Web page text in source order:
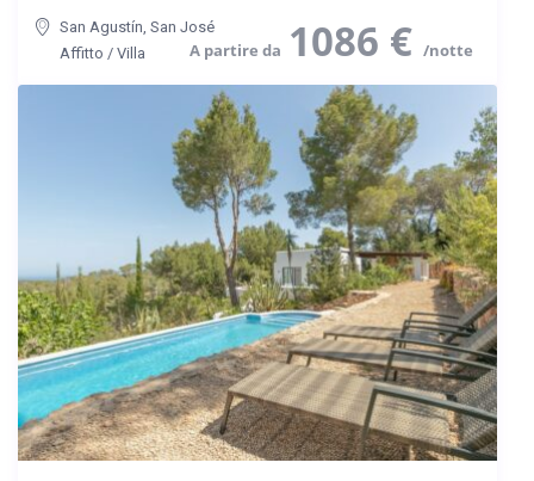
1086 €
San Agustín ,San José
Affitto /Villa